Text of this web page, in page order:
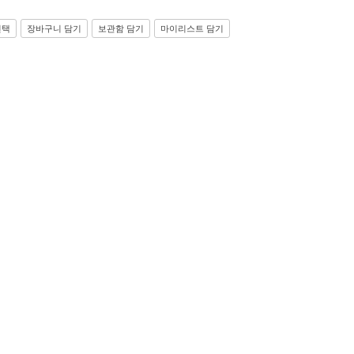
장바구니 담기 보관함 담기 마이리스트 담기